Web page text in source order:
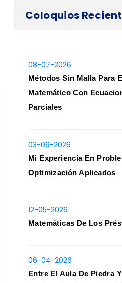
Coloquios
08-07-2026
Métodos Sin Malla Para
Matemático Con
Parciales
03-06-2026
Mi Experiencia En
Optimización Aplicados
12-05-2026
Matemáticas De Los
06-04-2026
Entre El Aula De Piedra